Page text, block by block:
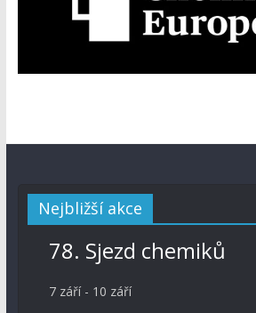
Nejbližší akce
78. Sjezd chemiků
7 září- 10 září